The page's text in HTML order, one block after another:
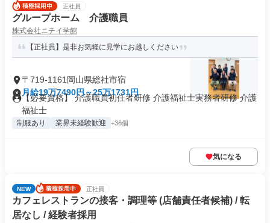
正社員
グループホーム 介護職員
株式会社ニチイ学館
【正社員】是非お気軽に見学にお越しください
〒719-1161岡山県総社市宿
月給19万7490円～25万1731円
【必要資格】 介護職員初任者研修 介護福祉士実務者研修 介護
福祉士
制服あり 業界未経験歓迎 +36個
気になる
NEW 正社員
カフェレストランの接客・調理等 (店舗責任者候補) / 転
居なし / 経験者採用